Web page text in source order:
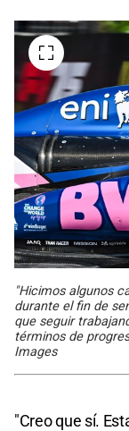
"Hicimos algunos
durante el fin de
que seguir
términos de
Images
"Creo que sí.